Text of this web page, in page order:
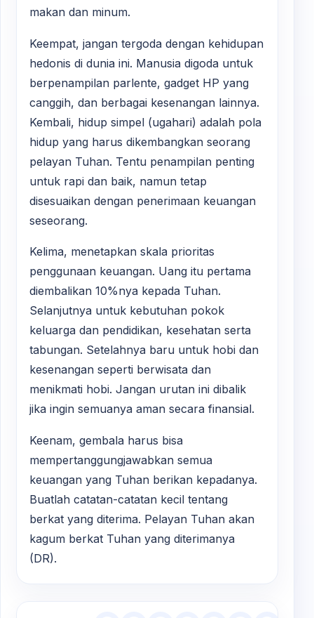
makan dan minum.
Keempat, jangan tergoda dengan kehidupan
hedonis di dunia ini. Manusia digoda untuk
berpenampilan parlente, gadget HP yang
canggih, dan berbagai kesenangan lainnya.
Kembali, hidup simpel (ugahari) adalah pola
hidup yang harus dikembangkan seorang
pelayan Tuhan. Tentu penampilan penting
untuk rapi dan baik, namun tetap
disesuaikan dengan penerimaan keuangan
seseorang.
Kelima, menetapkan skala prioritas
penggunaan keuangan. Uang itu pertama
diembalikan 10%nya kepada Tuhan.
Selanjutnya untuk kebutuhan pokok
keluarga dan pendidikan, kesehatan serta
tabungan. Setelahnya baru untuk hobi dan
kesenangan seperti berwisata dan
menikmati hobi. Jangan urutan ini dibalik
jika ingin semuanya aman secara finansial.
Keenam, gembala harus bisa
mempertanggungjawabkan semua
keuangan yang Tuhan berikan kepadanya.
Buatlah catatan-catatan kecil tentang
berkat yang diterima. Pelayan Tuhan akan
kagum berkat Tuhan yang diterimanya
(DR).